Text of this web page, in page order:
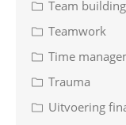
Team building
Teamwork
Time
Trauma
Uitvoering